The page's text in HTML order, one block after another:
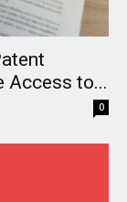
Access to...
0